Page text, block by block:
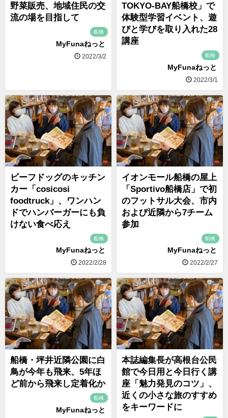
野菜販売、地域住民の交
流の場を目指して
船橋
MyFunaねっと
2022/3/2
TOKYO-BAY船橋校」で
体験型学習イベント、遊
びと学びを取り入れた28
講座
船橋
MyFunaねっと
2022/3/1
ビーフドッグのキッチン
カー「cosicosi
foodtruck」、ワンハン
ドでハンバーガーにも負
けない食べ応え
船橋
MyFunaねっと
2022/2/28
イオンモール船橋の屋上
「Sportivo船橋店」で初
のフットサル大会、市内
および近隣から7チーム
参加
船橋
MyFunaねっと
2022/2/27
船橋・坪井近隣公園に白
鳥が今年も飛来、5年ほ
ど前から飛来し定着化か
船橋
MyFunaねっと
本誌編集長が高根台公民
館で今日用と今日行く講
座「魅力発見のコツ」、
近くの小さな旅のすすめ
をキーワードに